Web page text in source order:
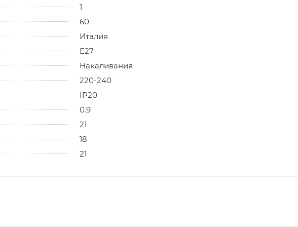
1
60
Италия
E27
Накаливания
220-240
IP20
0.9
21
18
21